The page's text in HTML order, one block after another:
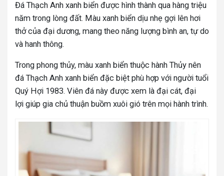
Đá Thạch Anh xanh biển được hình thành qua hàng triệu
năm trong lòng đất. Màu xanh biển dịu nhẹ gợi lên hơi
thở của đại dương, mang theo năng lượng bình an, tự do
và hanh thông.
Trong phong thủy, màu xanh biển thuộc hành Thủy nên
đá Thạch Anh xanh biển đặc biệt phù hợp với người tuổi
Quý Hợi 1983. Viên đá này được xem là đại cát, đại
lợi giúp gia chủ thuận buồm xuôi gió trên mọi hành trình.